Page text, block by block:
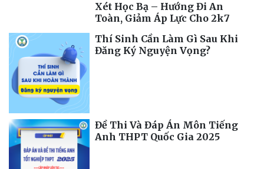
Xét Học Bạ – Hướng Đi An
Toàn, Giảm Áp Lực Cho 2k7
Thí Sinh Cần Làm Gì Sau Khi
Đăng Ký Nguyện Vọng?
Đề Thi Và Đáp Án Môn Tiếng
Anh THPT Quốc Gia 2025